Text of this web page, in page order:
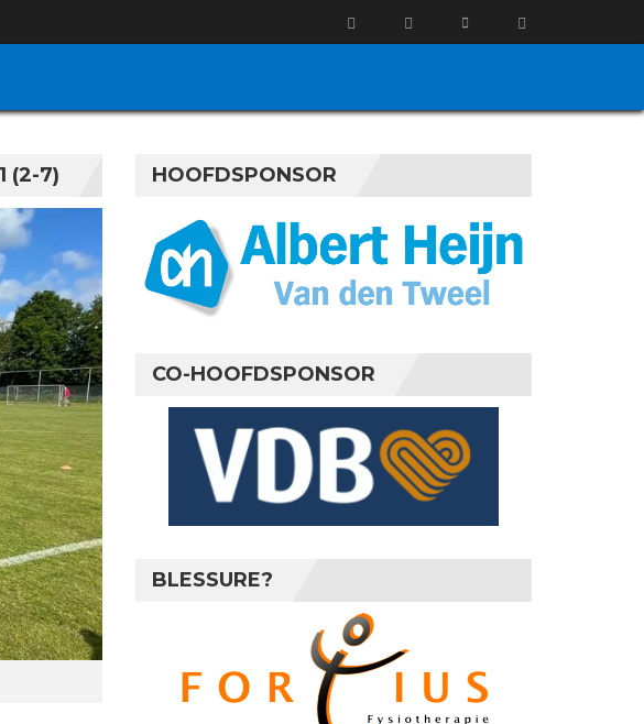
(2-7) HOOFDSPONSOR
CO-HOOFDSPONSOR
BLESSURE?